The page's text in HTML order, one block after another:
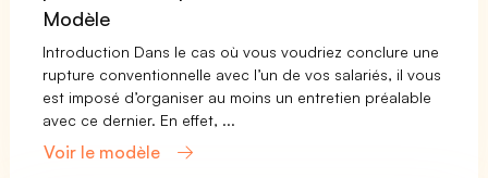
Modèle
Introduction Dans le cas où vous voudriez conclure une
rupture conventionnelle avec l’un de vos salariés, il vous
est imposé d’organiser au moins un entretien préalable
avec ce dernier. En effet, ...
Voir le modèle